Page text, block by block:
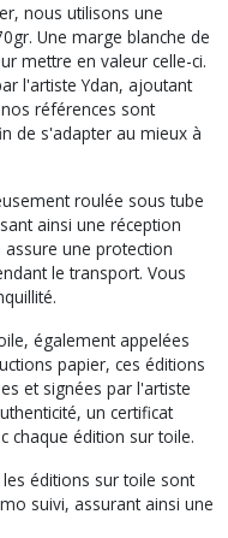
nous utilisons une
Une marge blanche de
mettre en valeur celle-ci.
l'artiste Ydan, ajoutant
références sont
de s'adapter au mieux à
roulée sous tube
ainsi une réception
une protection
le transport. Vous
également appelées
papier, ces éditions
et signées par l'artiste
un certificat
chaque édition sur toile.
éditions sur toile sont
suivi, assurant ainsi une